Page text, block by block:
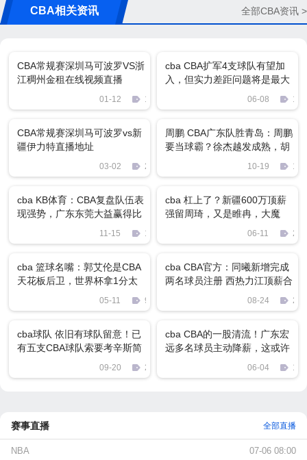
CBA相关资讯 全部CBA资讯 >
CBA常规赛深圳马可波罗VS浙
江稠州金租在线视频直播
01-12 1869
cba CBA扩军4支球队有望加
入，但实力差距问题将是最大
06-08
CBA常规赛深圳马可波罗vs新
疆伊力特直播地址
03-02 2012
周鹏 CBA广东队胜青岛：周鹏
要当球霸？徐杰越发成熟，胡
10-19
cba KB体育：CBA复盘队伍表
现强势，广东东莞大益赢得比
11-15 1788
cba 杠上了？新疆600万顶薪
强留周琦，又是睢冉，大魔
06-11
cba 篮球名嘴：郭艾伦是CBA
天花板后卫，世界杯拿1分太
05-11 930
cba CBA官方：同曦新增完成
两名球员注册 西热力江顶薪合
08-24
cba球队 依旧有球队留意！已
有五支CBA球队索要考辛斯简
09-20 2411
cba CBA的一股清流！广东宏
远多名球员主动降薪，这或许
06-04
赛事直播 全部直播
NBA 07-06 08:00